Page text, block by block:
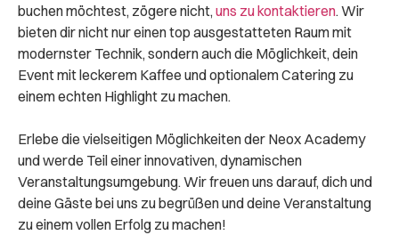
buchen möchtest, zögere nicht,uns zu kontaktieren. Wir
bieten dir nicht nur einen top ausgestatteten Raum mit
modernster Technik, sondern auch die Möglichkeit, dein
Event mit leckerem Kaffee und optionalem Catering zu
einem echten Highlight zu machen.
Erlebe die vielseitigen Möglichkeiten der Neox Academy
und werde Teil einer innovativen, dynamischen
Veranstaltungsumgebung. Wir freuen uns darauf, dich und
deine Gäste bei uns zu begrüßen und deine Veranstaltung
zu einem vollen Erfolg zu machen!